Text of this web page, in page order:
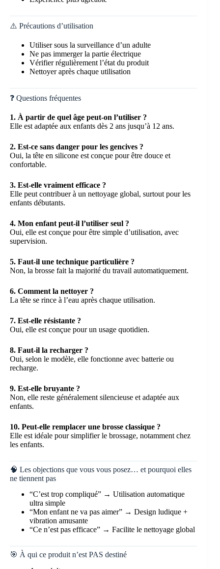
⚠️ Précautions d’utilisation
Utiliser sous la surveillance d’un adulte
Ne pas immerger la partie électrique
Vérifier régulièrement l’état du produit
Nettoyer après chaque utilisation
❓ Questions fréquentes
1. À partir de quel âge peut-on l’utiliser ?
Elle est adaptée aux enfants dès 2 ans jusqu’à 12 ans.
2. Est-ce sans danger pour les gencives ?
Oui, la tête en silicone est conçue pour être douce et
confortable.
3. Est-elle vraiment efficace ?
Elle peut contribuer à un nettoyage global, surtout pour les
enfants débutants.
4. Mon enfant peut-il l’utiliser seul ?
Oui, elle est conçue pour être simple d’utilisation, avec
supervision.
5. Faut-il une technique particulière ?
Non, la brosse fait la majorité du travail automatiquement.
6. Comment la nettoyer ?
La tête se rince à l’eau après chaque utilisation.
7. Est-elle résistante ?
Oui, elle est conçue pour un usage quotidien.
8. Faut-il la recharger ?
Oui, selon le modèle, elle fonctionne avec batterie ou
recharge.
9. Est-elle bruyante ?
Non, elle reste généralement silencieuse et adaptée aux
enfants.
10. Peut-elle remplacer une brosse classique ?
Elle est idéale pour simplifier le brossage, notamment chez
les enfants.
🧠 Les objections que vous vous posez… et pourquoi elles
ne tiennent pas
“C’est trop compliqué” → Utilisation automatique
ultra simple
“Mon enfant ne va pas aimer” → Design ludique +
vibration amusante
“Ce n’est pas efficace” → Facilite le nettoyage global
🎯 À qui ce produit n’est PAS destiné